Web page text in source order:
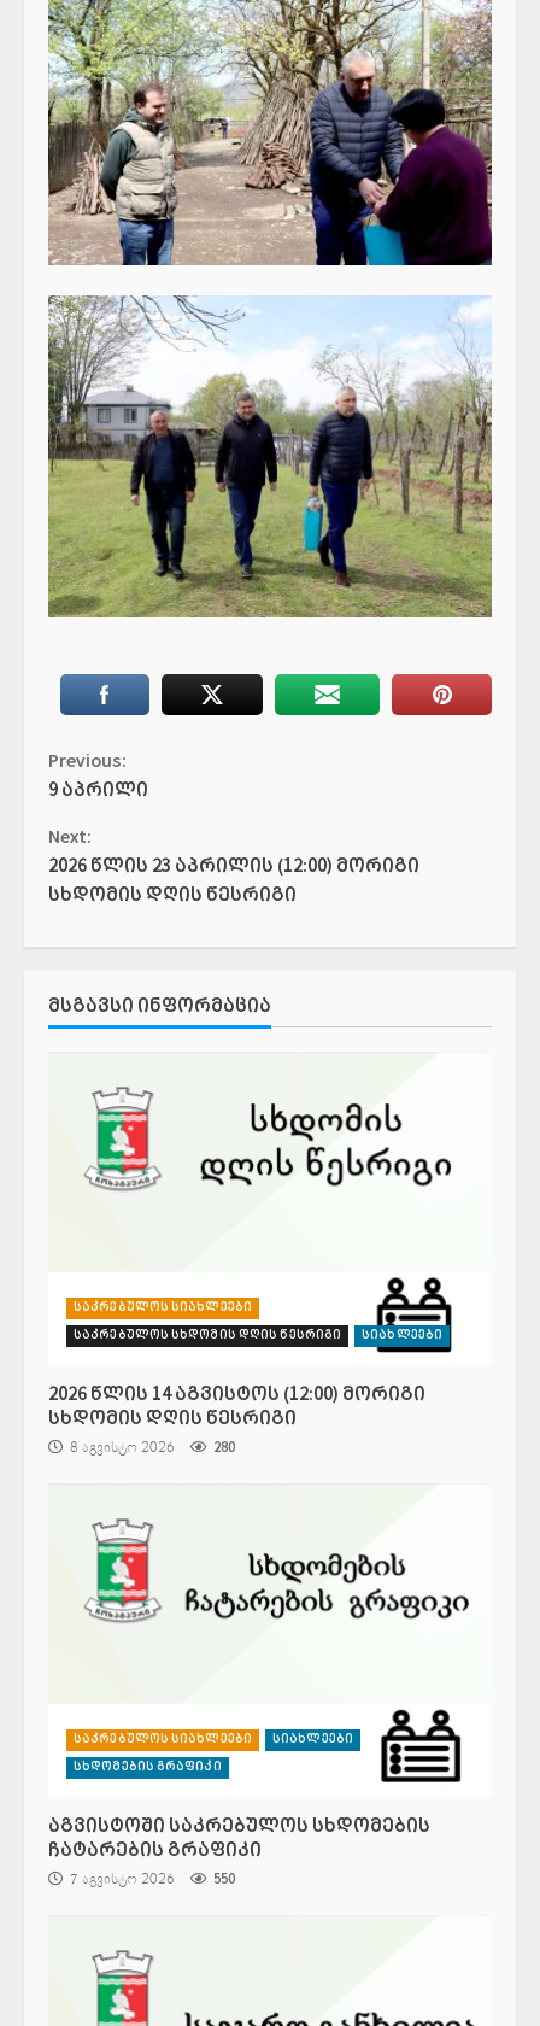
Continue
Previous:
9 აპრილი
Next:
2026 წლის 23 აპრილის (12:00) მორიგი
სხდომის დღის წესრიგი
ᲛᲡᲒᲐᲕᲡᲘ ᲘᲜᲤᲝᲠᲛᲐᲪᲘᲐ
საკრებულოს სიახლეები
საკრებულოს სხდომის დღის წესრიგი სიახლეები
2026 წლის 14 აგვისტოს (12:00) მორიგი
სხდომის დღის წესრიგი
8 აგვისტო 2026 280
საკრებულოს სიახლეები სიახლეები
სხდომების გრაფიკი
აგვისტოში საკრებულოს სხდომების
ჩატარების გრაფიკი
7 აგვისტო 2026 550